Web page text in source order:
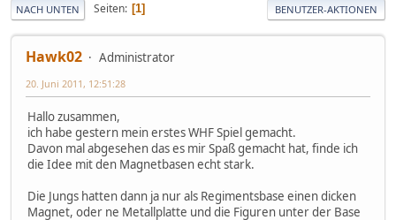
NACH UNTEN Seiten 1 BENUTZER-AKTIONEN
Hawk02 Administrator
20. Juni 2011, 12:51:28
Hallo zusammen,
ich habe gestern mein erstes WHF Spiel gemacht.
Davon mal abgesehen das es mir Spaß gemacht hat, finde ich
die Idee mit den Magnetbasen echt stark.
Die Jungs hatten dann ja nur als Regimentsbase einen dicken
Magnet, oder ne Metallplatte und die Figuren unter der Base